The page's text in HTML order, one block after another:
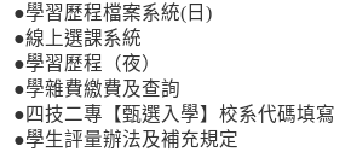
●學習歷程檔案系統(日)
●線上選課系統
●學習歷程（夜）
●學雜費繳費及查詢
●四技二專【甄選入學】校系代碼填寫
●學生評量辦法及補充規定